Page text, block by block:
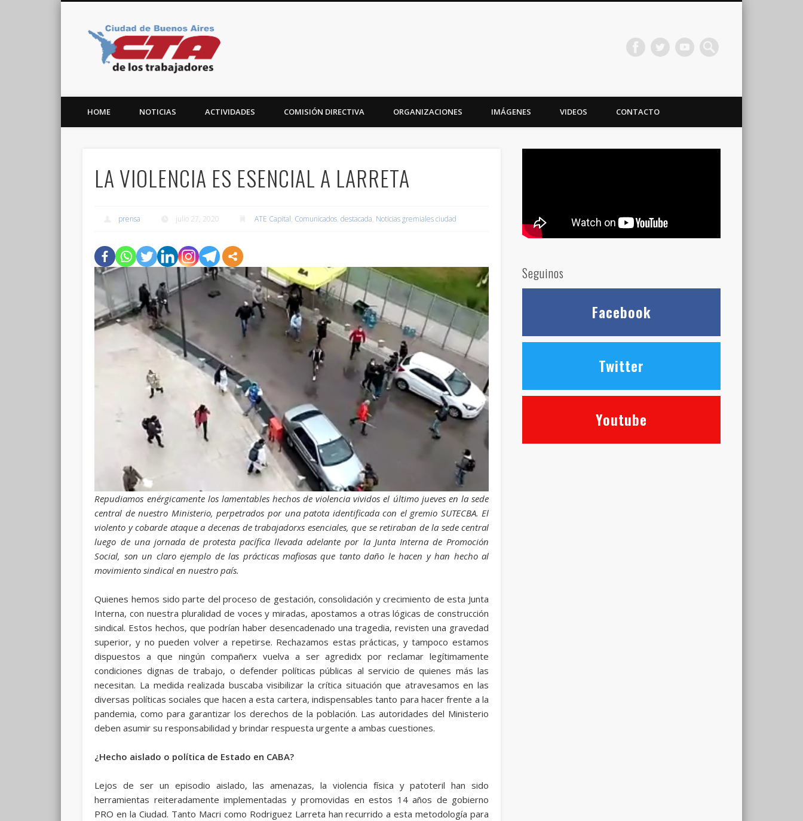
CTA Ciudad
Vimeo
HOME NOTICIAS ACTIVIDADES COMISIÓN DIRECTIVA ORGANIZACIONES IMÁGENES VIDEOS CONTACTO
LA VIOLENCIA ES ESENCIAL A LARRETA
prensa julio 27, 2020 ATE Capital, Comunicados,destacada, Noticias gremiales ciudad
Repudiamos enérgicamente los lamentables hechos de violencia vividos el último jueves en la sede
central de nuestro Ministerio, perpetrados por una patota identificada con el gremio SUTECBA. El
violento y cobarde ataque a decenas de trabajadorxs esenciales, que se retiraban de la sede central
luego de una jornada de protesta pacífica llevada adelante por la Junta Interna de Promoción
Social, son un claro ejemplo de las prácticas mafiosas que tanto daño le hacen y han hecho al
movimiento sindical en nuestro país.
Quienes hemos sido parte del proceso de gestación, consolidación y crecimiento de esta Junta
Interna, con nuestra pluralidad de voces y miradas, apostamos a otras lógicas de construcción
sindical. Estos hechos, que podrían haber desencadenado una tragedia, revisten una gravedad
superior, y no pueden volver a repetirse. Rechazamos estas prácticas, y tampoco estamos
dispuestos a que ningún compañerx vuelva a ser agredidx por reclamar legítimamente
condiciones dignas de trabajo, o defender políticas públicas al servicio de quienes más las
necesitan. La medida realizada buscaba visibilizar la crítica situación que atravesamos en las
diversas políticas sociales que hacen a esta cartera, indispensables tanto para hacer frente a la
pandemia, como para garantizar los derechos de la población. Las autoridades del Ministerio
deben asumir su responsabilidad y brindar respuesta urgente a ambas cuestiones.
¿Hecho aislado o política de Estado en CABA?
Lejos de ser un episodio aislado, las amenazas, la violencia física y patoteril han sido
herramientas reiteradamente implementadas y promovidas en estos 14 años de gobierno
PRO en la Ciudad. Tanto Macri como Rodriguez Larreta han recurrido a esta metodología para
Seguinos
Facebook
Twitter
Youtube